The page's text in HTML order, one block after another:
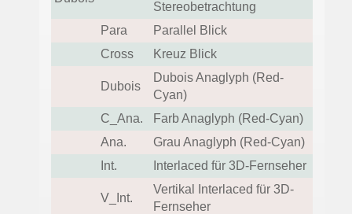
Stereobetrachtung
Para
Parallel Blick
Cross
Kreuz Blick
Dubois
Dubois Anaglyph (Red-
Cyan)
C_Ana.
Farb Anaglyph (Red-Cyan)
Ana.
Grau Anaglyph (Red-Cyan)
Int.
Interlaced für 3D-Fernseher
V_Int.
Vertikal Interlaced für 3D-
Fernseher